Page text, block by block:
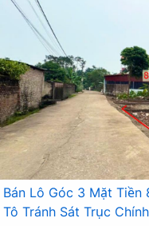
Bán Lô Góc 3 Mặt Tiền
Tô Tránh Sát Trục